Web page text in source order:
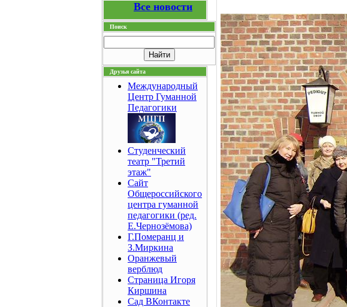
Все новости
Поиск
Друзья сайта
Международный
Центр Гуманной
Педагогики
Студенческий
театр "Третий
этаж"
Сайт
Общероссийского
центра гуманной
педагогики (ред.
Е.Чернозёмова)
Г.Померанц и
З.Миркина
Оранжевый
верблюд
Страница Игоря
Киршина
Сад ВКонтакте